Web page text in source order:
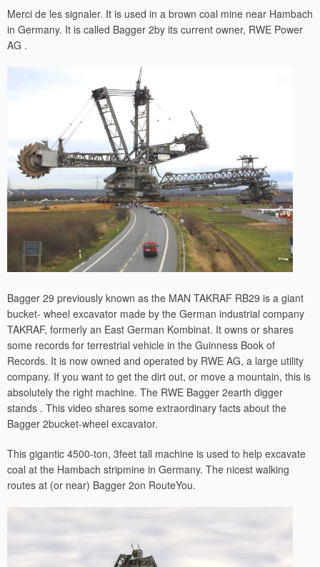
Merci de les signaler. It is used in a brown coal mine near Hambach
in Germany. It is called Bagger 2by its current owner, RWE Power
AG .
Bagger 29 previously known as the MAN TAKRAF RB29 is a giant
bucket- wheel excavator made by the German industrial company
TAKRAF, formerly an East German Kombinat. It owns or shares
some records for terrestrial vehicle in the Guinness Book of
Records. It is now owned and operated by RWE AG, a large utility
company. If you want to get the dirt out, or move a mountain, this is
absolutely the right machine. The RWE Bagger 2earth digger
stands . This video shares some extraordinary facts about the
Bagger 2bucket-wheel excavator.
This gigantic 4500-ton, 3feet tall machine is used to help excavate
coal at the Hambach stripmine in Germany. The nicest walking
routes at (or near) Bagger 2on RouteYou.